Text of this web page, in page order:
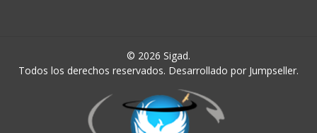
© 2026 Sigad.
Todos los derechos reservados. Desarrollado por Jumpseller.